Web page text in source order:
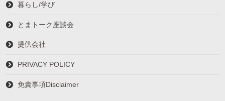
暮らし/学び
とまトーク座談会
提供会社
PRIVACY POLICY
免責事項Disclaimer